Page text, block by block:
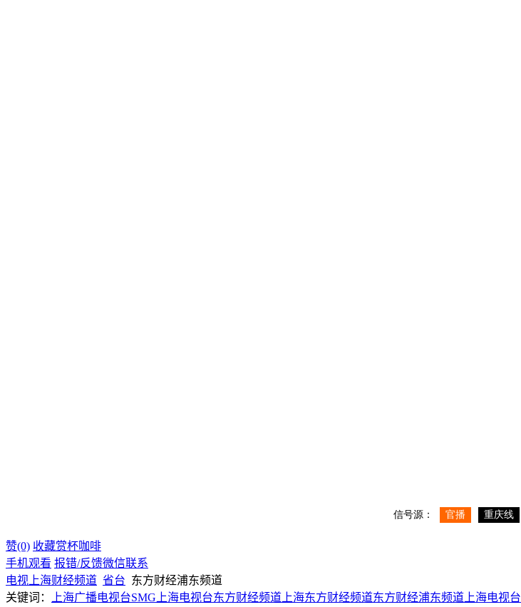
赞(0) 收藏赏杯咖啡
手机观看 报错/反馈微信联系
电视 上海财经频道 省台 东方财经浦东频道
关键词：
上海广播电视台SMG 上海电视台东方财经频道 上海东方财经频道东方财经浦东频道 上海电视台